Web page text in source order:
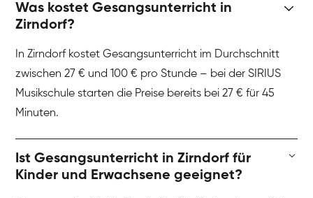
Was kostet Gesangsunterricht in
Zirndorf?
In Zirndorf kostet Gesangsunterricht im Durchschnitt
zwischen 27 € und 100 € pro Stunde – bei der SIRIUS
Musikschule starten die Preise bereits bei 27 € für 45
Minuten.
Ist Gesangsunterricht in Zirndorf für
Kinder und Erwachsene geeignet?